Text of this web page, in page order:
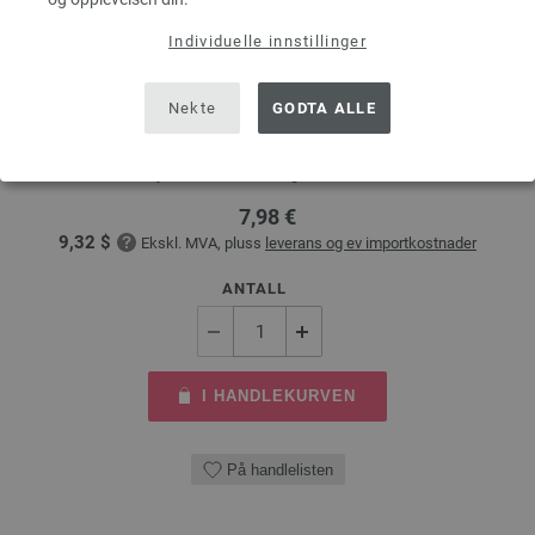
Individuelle innstillinger
Nekte GODTA ALLE
LANA GROSSA Rundpinne Design-tre: Multicolor St. 5,0/80cm
7,98 €
9,32 $ Ekskl. MVA, pluss leverans og ev importkostnader
ANTALL
I HANDLEKURVEN
På handlelisten